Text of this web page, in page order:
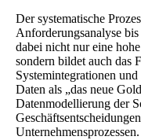
Der systematische
Anforderungsanalyse
dabei nicht nur eine
sondern bildet auch das
Systemintegrationen
Daten als „das neue
Datenmodellierung der
Unternehmensprozessen.